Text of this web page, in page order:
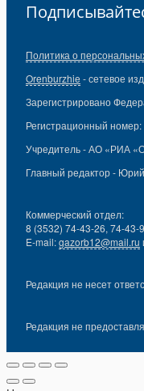
Политика о
Orenburzhie - сетевое
Зарегистрировано
Регистрационный
Учредитель - АО «РИА
Главный редактор -
Коммерческий отдел:
8 (3532) 74-43-26, 74-43-
E-mail:gazorb12@mail.ru
Редакция не несет
Редакция не